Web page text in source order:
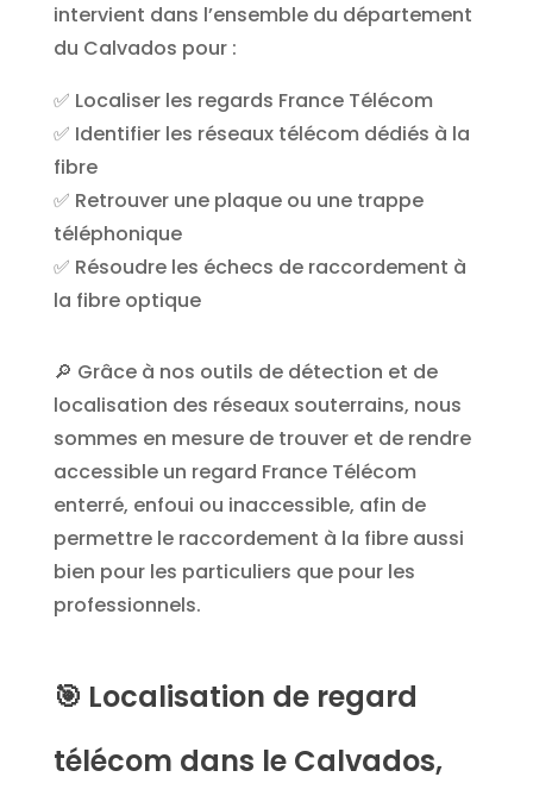
intervient dans l’ensemble du département
du Calvados pour :
✅ Localiser les regards France Télécom
✅ Identifier les réseaux télécom dédiés à la
fibre
✅ Retrouver une plaque ou une trappe
téléphonique
✅ Résoudre les échecs de raccordement à
la fibre optique
🔎 Grâce à nos outils de détection et de
localisation des réseaux souterrains, nous
sommes en mesure de trouver et de rendre
accessible un regard France Télécom
enterré, enfoui ou inaccessible, afin de
permettre le raccordement à la fibre aussi
bien pour les particuliers que pour les
professionnels.
🎯 Localisation de regard
télécom dans le Calvados,